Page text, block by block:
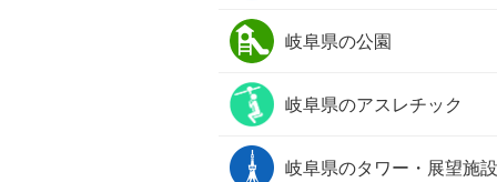
岐阜県の公園
岐阜県のアスレチック
岐阜県のタワー・展望施設